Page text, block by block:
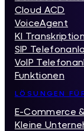
Cloud ACD
VoiceAgent
KI
SIP
VoIP
Funktionen
LÖSUNGEN
E-Commerce
Kleine